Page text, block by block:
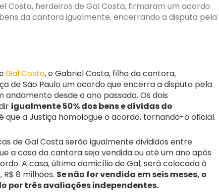
Costa, herdeiros de Gal Costa, firmaram um acordo
da cantora igualmente, encerrando a disputa pela
Gal Costa, e Gabriel Costa, filho da cantora,
de São Paulo um acordo que encerra a disputa pela
andamento desde o ano passado. Os dois
igualmente 50% dos bens e dívidas do
que a Justiça homologue o acordo, tornando-o oficial.
de Gal Costa serão igualmente divididos entre
a casa da cantora seja vendida ou até um ano após
A casa, último domicílio de Gal, será colocada à
8 milhões. Se não for vendida em seis meses, o
por três avaliações independentes.